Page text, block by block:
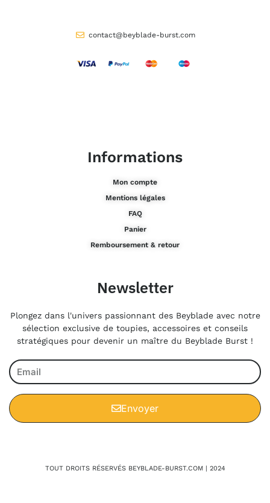
contact@beyblade-burst.com
Informations
Mon compte
Mentions légales
FAQ
Panier
Remboursement & retour
Newsletter
Plongez dans l'univers passionnant des Beyblade avec notre
sélection exclusive de toupies, accessoires et conseils
stratégiques pour devenir un maître du Beyblade Burst !
Envoyer
TOUT DROITS RÉSERVÉS BEYBLADE-BURST.COM | 2024